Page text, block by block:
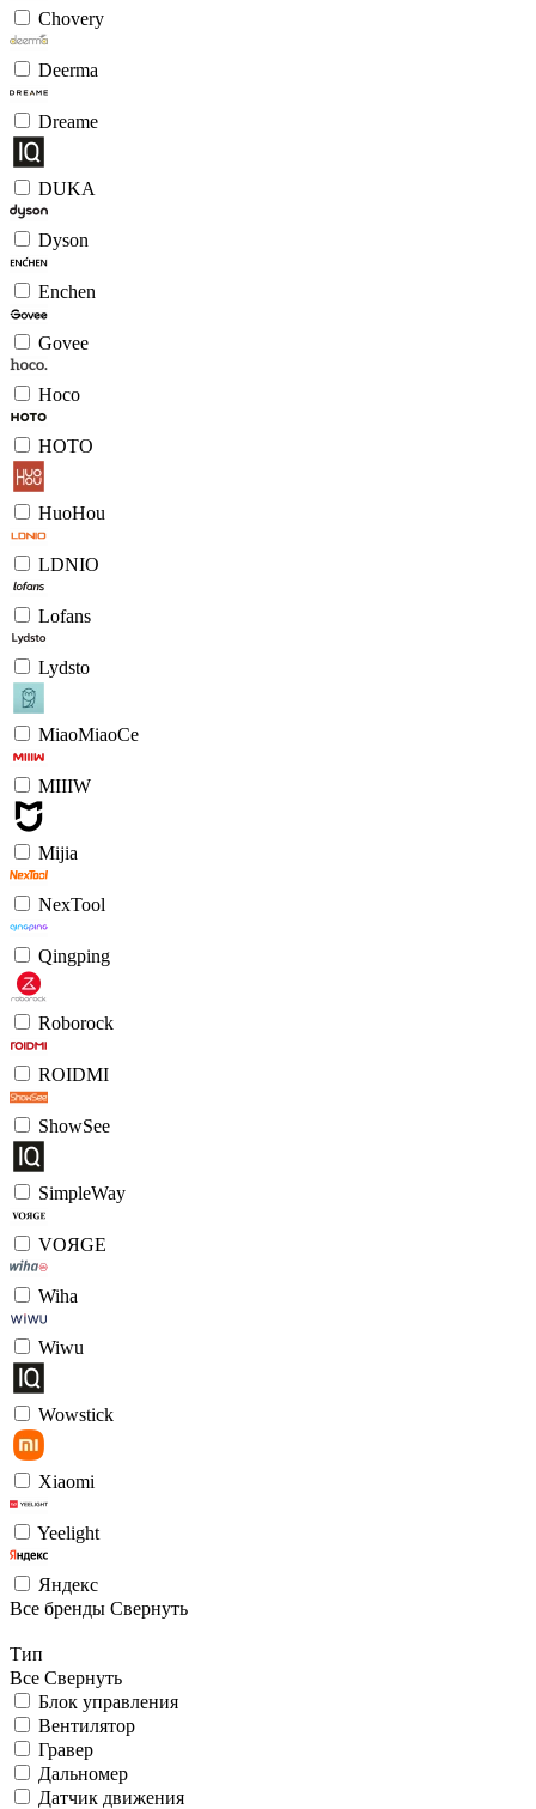
Chovery
Deerma
Dreame
DUKA
Dyson
Enchen
Govee
Hoco
HOTO
HuoHou
LDNIO
Lofans
Lydsto
MiaoMiaoCe
MIIIW
Mijia
NexTool
Qingping
Roborock
ROIDMI
ShowSee
SimpleWay
VOЯGE
Wiha
Wiwu
Wowstick
Xiaomi
Yeelight
Яндекс
Все бренды Свернуть
Тип
Все Свернуть
Блок управления
Вентилятор
Гравер
Дальномер
Датчик движения